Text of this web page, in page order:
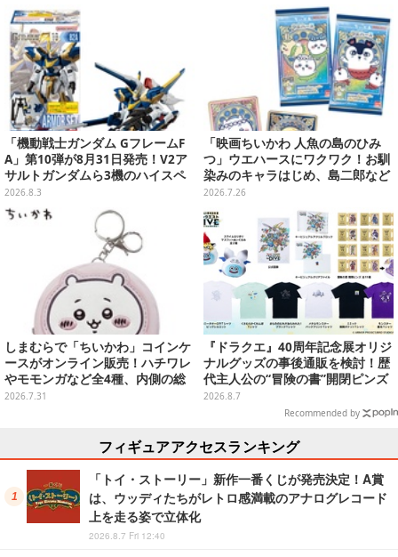
「機動戦士ガンダム GフレームF
A」第10弾が8月31日発売！V2ア
サルトガンダムら3機のハイスペ
ック可動フィギュア
2026.8.3
「映画ちいかわ 人魚の島のひみ
つ」ウエハースにワクワク！お馴
染みのキャラはじめ、島二郎など
セイレーン編カード全22種
2026.7.26
しまむらで「ちいかわ」コインケ
ースがオンライン販売！ハチワレ
やモモンガなど全4種、内側の総
柄デザインも注目
2026.7.31
『ドラクエ』40周年記念展オリジ
ナルグッズの事後通販を検討！歴
代主人公の“冒険の書”開閉ピンズ
をはじめ、ユニークなＴシャツや
2026.8.7
Recommended by
フィギュアアクセスランキング
「トイ・ストーリー」新作一番くじが発売決定！A賞
は、ウッディたちがレトロ感満載のアナログレコード
上を走る姿で立体化
2026.8.7 Fri 12:40